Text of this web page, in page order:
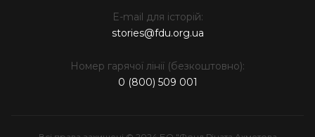
E-mail для історій:
stories@fdu.org.ua
Номер гарячої лінії (безкоштовно):
0 (800) 509 001